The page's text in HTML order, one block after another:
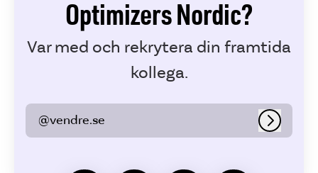
Optimizers Nordic?
Var med och rekrytera din framtida
kollega.
@vendre.se Logga in